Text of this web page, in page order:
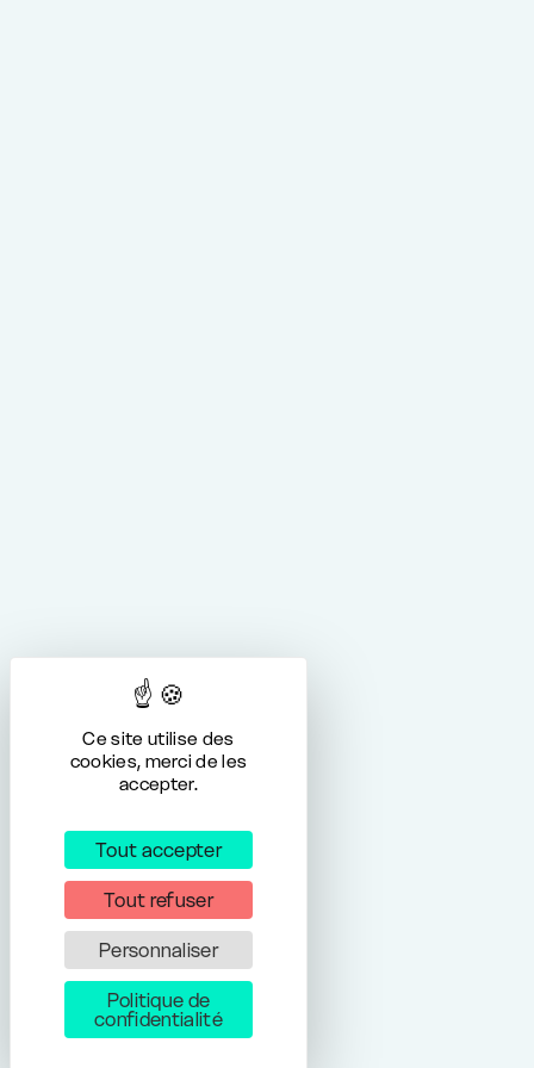
Ce site utilise des
cookies, merci de les
accepter.
Tout accepter
Tout refuser
Personnaliser
Politique de
confidentialité